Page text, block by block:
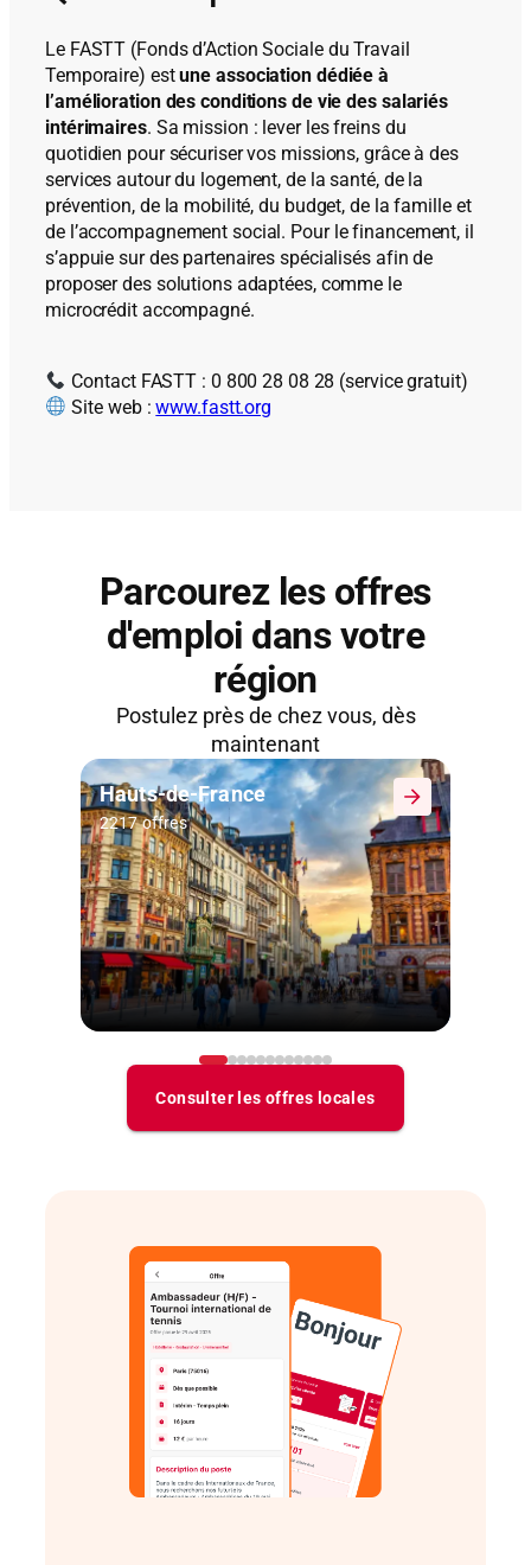
Le FASTT (Fonds d’Action Sociale du Travail
Temporaire) estune association dédiée à
l’amélioration des conditions de vie des salariés
intérimaires. Sa mission : lever les freins du
quotidien pour sécuriser vos missions, grâce à des
services autour du logement, de la santé, de la
prévention, de la mobilité, du budget, de la famille et
de l’accompagnement social. Pour le financement, il
s’appuie sur des partenaires spécialisés afin de
proposer des solutions adaptées, comme le
microcrédit accompagné.
Contact FASTT : 0 800 28 08 28 (service gratuit)
Site web :www.fastt.org